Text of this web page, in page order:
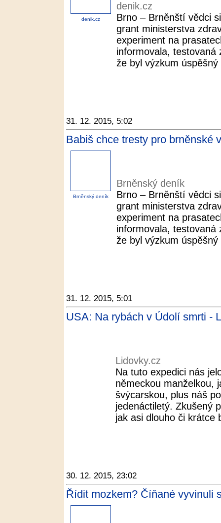
denik.cz
denik.cz
Brno – Brněnští vědci
grant ministerstva
experiment na
informovala, testovaná
že byl výzkum
31. 12. 2015, 5:02
Babiš chce tresty pro brněnské
Brněnský deník
Brněnský deník
Brno – Brněnští vědci
grant ministerstva
experiment na
informovala, testovaná
že byl výzkum
31. 12. 2015, 5:01
USA: Na rybách v Údolí smrti -
Lidovky.cz
Na tuto expedici nás
německou manželkou,
švýcarskou, plus náš
jedenáctiletý. Zkušený
jak asi dlouho či krátce
30. 12. 2015, 23:02
Řídit mozkem? Číňané vyvinuli